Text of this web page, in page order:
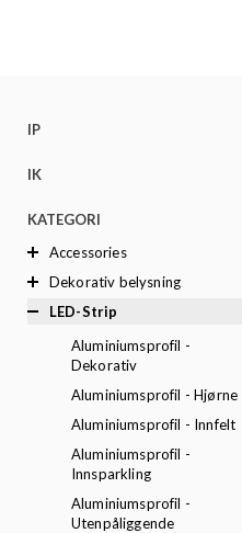
IP
IK
KATEGORI
Accessories
Dekorativ belysning
LED-Strip
Aluminiumsprofil -
Dekorativ
Aluminiumsprofil - Hjørne
Aluminiumsprofil - Innfelt
Aluminiumsprofil -
Innsparkling
Aluminiumsprofil -
Utenpåliggende